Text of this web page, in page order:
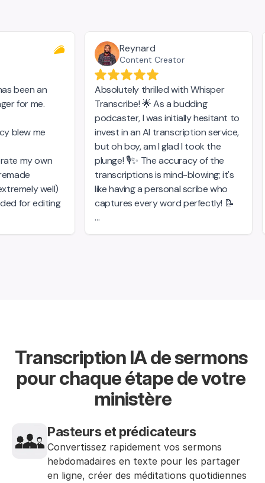
Transcription IA de sermons
pour chaque étape de votre
ministère
Pasteurs et prédicateurs
Convertissez rapidement vos sermons
hebdomadaires en texte pour les partager
en ligne, créer des méditations quotidiennes